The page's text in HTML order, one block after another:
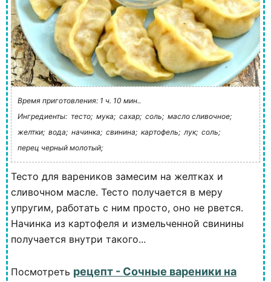
Время приготовления: 1 ч. 10 мин..
Ингредиенты: тесто; мука; сахар; соль; масло сливочное;
желтки; вода; начинка; свинина; картофель; лук; соль;
перец черный молотый;
Тесто для вареников замесим на желтках и
сливочном масле. Тесто получается в меру
упругим, работать с ним просто, оно не рвется.
Начинка из картофеля и измельченной свинины
получается внутри такого...
Посмотреть рецепт - Сочные вареники на